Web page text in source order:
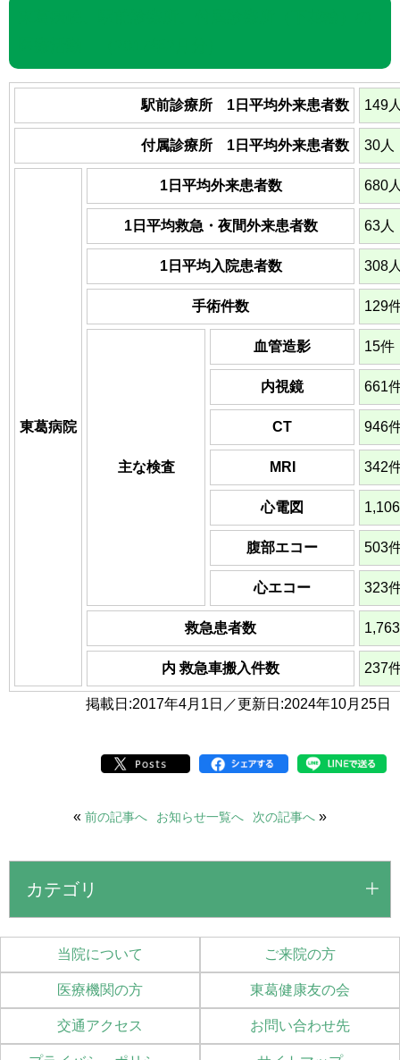
駅前診療所 1日平均外来患者数 149
付属診療所 1日平均外来患者数 30人
東葛病院
1日平均外来患者数 680
1日平均救急・夜間外来患者数 63人
1日平均入院患者数 308
手術件数 129
主な検査
血管造影 15件
内視鏡 661
CT 946
MRI 342
心電図
腹部エコー 503
心エコー 323
救急患者数
内 救急車搬入件数 237
掲載日:2017年4月1日／更新日:2024年10月25日
« 前の記事へ お知らせ一覧へ 次の記事へ »
カテゴリ
当院について ご来院の方
医療機関の方 東葛健康友の会
交通アクセス お問い合わせ先